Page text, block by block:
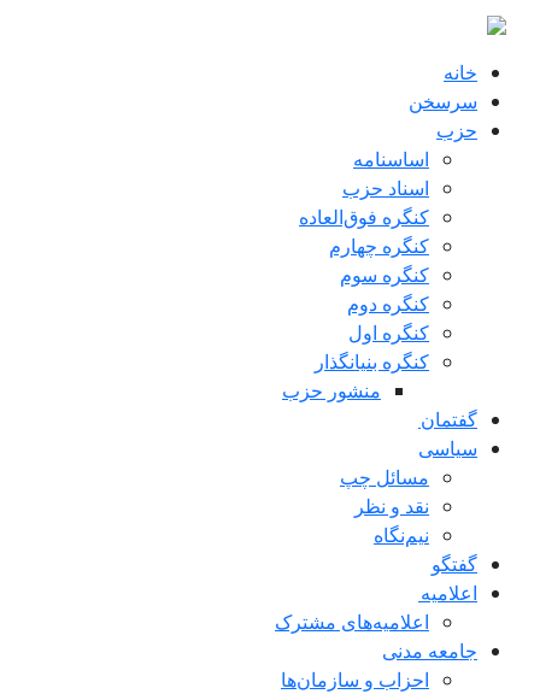
به محتوای اصلی
خانه
سرسخن
حزب
اساسنامه
اسناد حزب
کنگره فوق‌العاده
کنگره چهارم
کنگره سوم
کنگره دوم
کنگره اول
کنگره بنیانگذار
منشور حزب
گفتمان
سياسی
مسائل چپ
نقد و نظر
نیم‌نگاه
گفتگو
اعلاميه
اعلامیه‌های مشترک
جامعه مدنی
احزاب و سازمان‌ها